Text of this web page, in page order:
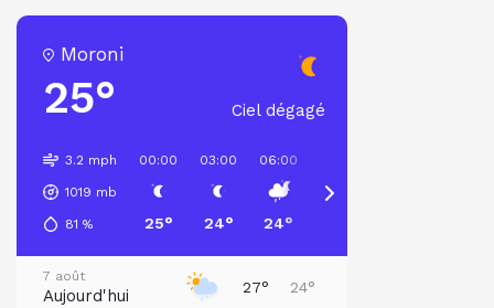
Moroni
25° Ciel dégagé
3.2 mph
1019 mb
81 %
00:00
25°
03:00
24°
06:00
24°
7 août
Aujourd'hui 27° 24°